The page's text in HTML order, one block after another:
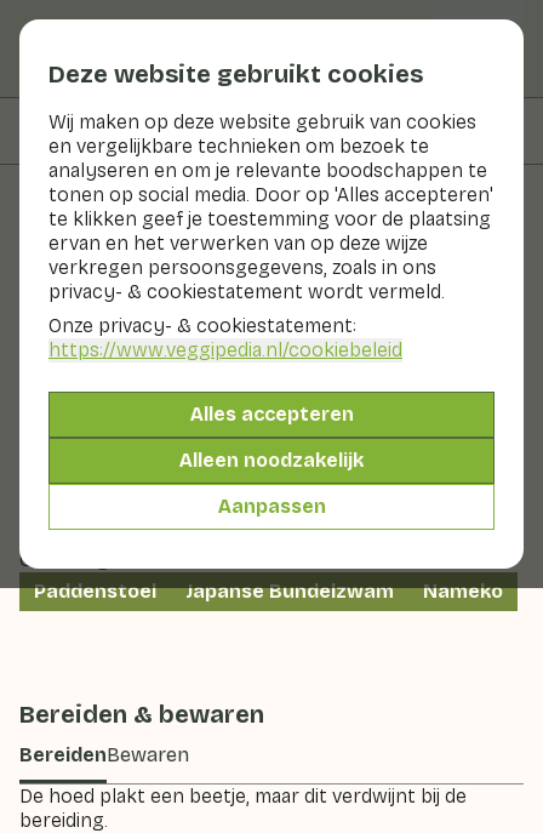
Deze website gebruikt cookies
Wij maken op deze website gebruik van cookies
en vergelijkbare technieken om bezoek te
analyseren en om je relevante boodschappen te
tonen op social media. Door op 'Alles accepteren'
te klikken geef je toestemming voor de plaatsing
ervan en het verwerken van op deze wijze
verkregen persoonsgegevens, zoals in ons
privacy- & cookiestatement wordt vermeld.
Onze privacy- & cookiestatement:
https://www.veggipedia.nl/cookiebeleid
Alles accepteren
Alleen noodzakelijk
Aanpassen
Op deze pagina Bereiden & bewaren
Groenten en fruit
Japanse Bundelzwam
(Nameko)
De Japanse bundelzwam is zoet, nootachtig van smaak
en zeer knapperig. De hoed plakt een beetje, maar dit
verdwijnt bij de bereiding. De naam dankt de
paddenstoel aan de groeivorm: in een bundel. De
Bundelzwam heeft een duidelijke voorkeur voor
beukenhout.
Ook wel genoemd:
Paddenstoel
Japanse Bundelzwam Nameko
Bereiden & bewaren
BereidenBewaren
De hoed plakt een beetje, maar dit verdwijnt bij de
bereiding.